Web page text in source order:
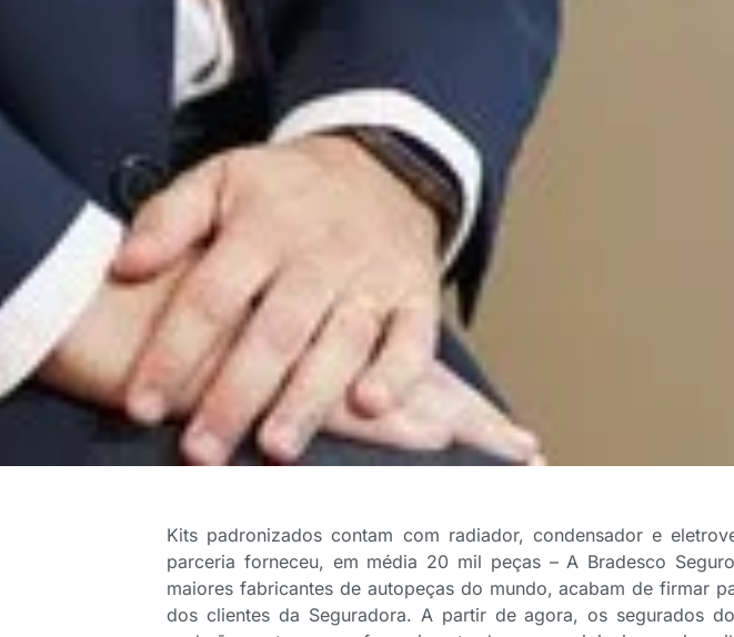
Kits padronizados contam com radiador, condensador e
parceria forneceu, em média 20 mil peças – A Bradesco
maiores fabricantes de autopeças do mundo, acabam de firmar
dos clientes da Seguradora. A partir de agora, os segurados